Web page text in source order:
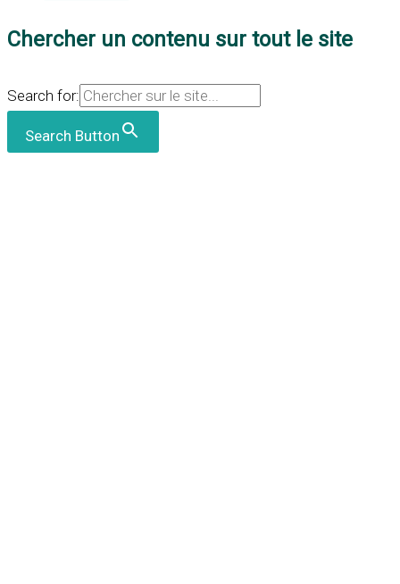
Chercher un contenu sur tout le site
Search for:
Search Button